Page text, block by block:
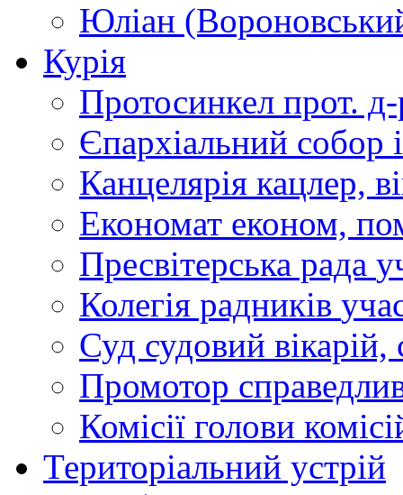
Юліан
Курія
Протосинкел прот.
Єпархіальний собор
Канцелярія кацлер,
Економат економ,
Пресвітерська рада
Колегія радників
Суд судовий вікарій,
Промотор
Комісії голови
Територіальний устрій